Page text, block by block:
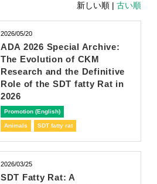
新しい順 | 古い順
2026/05/20
ADA 2026 Special Archive:
The Evolution of CKM
Research and the Definitive
Role of the SDT fatty Rat in
2026
Promotion (English)
Animals SDT fatty rat
2026/03/25
SDT Fatty Rat: A